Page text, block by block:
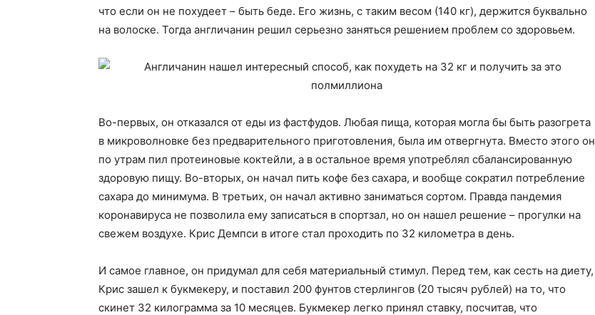
что если он не похудеет – быть беде. Его жизнь, с таким весом (140 кг), держится буквально
на волоске. Тогда англичанин решил серьезно заняться решением проблем со здоровьем.
Во-первых, он отказался от еды из фастфудов. Любая пища, которая могла бы быть разогрета
в микроволновке без предварительного приготовления, была им отвергнута. Вместо этого он
по утрам пил протеиновые коктейли, а в остальное время употреблял сбалансированную
здоровую пищу. Во-вторых, он начал пить кофе без сахара, и вообще сократил потребление
сахара до минимума. В третьих, он начал активно заниматься сортом. Правда пандемия
коронавируса не позволила ему записаться в спортзал, но он нашел решение – прогулки на
свежем воздухе. Крис Демпси в итоге стал проходить по 32 километра в день.
И самое главное, он придумал для себя материальный стимул. Перед тем, как сесть на диету,
Крис зашел к букмекеру, и поставил 200 фунтов стерлингов (20 тысяч рублей) на то, что
скинет 32 килограмма за 10 месяцев. Букмекер легко принял ставку, посчитав, что